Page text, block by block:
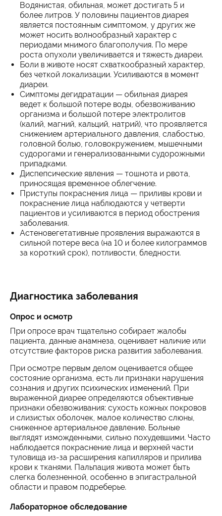
Водянистая, обильная, может достигать 5 и
более литров. У половины пациентов диарея
является постоянным симптомом, у других же
может носить волнообразный характер с
периодами мнимого благополучия. По мере
роста опухоли увеличивается и тяжесть диареи.
Боли в животе носят схваткообразный характер,
без четкой локализации. Усиливаются в момент
диареи.
Симптомы дегидратации — обильная диарея
ведет к большой потере воды, обезвоживанию
организма и большой потере электролитов
(калий, магний, кальций, натрий), что проявляется
снижением артериального давления, слабостью,
головной болью, головокружением, мышечными
судорогами и генерализованными судорожными
припадками.
Диспепсические явления — тошнота и рвота,
приносящая временное облегчение.
Приступы покраснения лица — приливы крови и
покраснение лица наблюдаются у четверти
пациентов и усиливаются в период обострения
заболевания.
Астеновегетативные проявления выражаются в
сильной потере веса (на 10 и более килограммов
за короткий срок), потливости, бледности.
Диагностика заболевания
Опрос и осмотр
При опросе врач тщательно собирает жалобы
пациента, данные анамнеза, оценивает наличие или
отсутствие факторов риска развития заболевания.
При осмотре первым делом оценивается общее
состояние организма, есть ли признаки нарушения
сознания и других психических изменений. При
выраженной диарее определяются объективные
признаки обезвоживания: сухость кожных покровов
и слизистых оболочек, малое количество слюны,
сниженное артериальное давление. Больные
выглядят изможденными, сильно похудевшими. Часто
наблюдается покраснение лица и верхней части
туловища из-за расширения капилляров и прилива
крови к тканями. Пальпация живота может быть
слегка болезненной, особенно в эпигастральной
области и правом подреберье.
Лабораторное обследование